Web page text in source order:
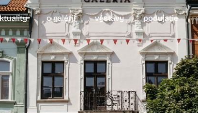
o galérii výstavy podujatie